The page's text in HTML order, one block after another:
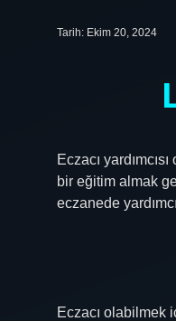
Tarih: Ekim 20, 2024
Eczacı
bir eğitim almak
eczanede
Eczacı olabilmek